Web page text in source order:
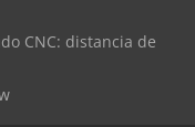
CNC: distancia de